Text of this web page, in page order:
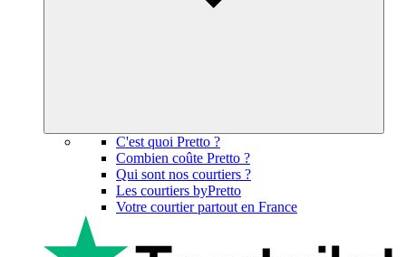
C'est quoi Pretto ?
Combien coûte Pretto ?
Qui sont nos courtiers ?
Les courtiers byPretto
Votre courtier partout en France